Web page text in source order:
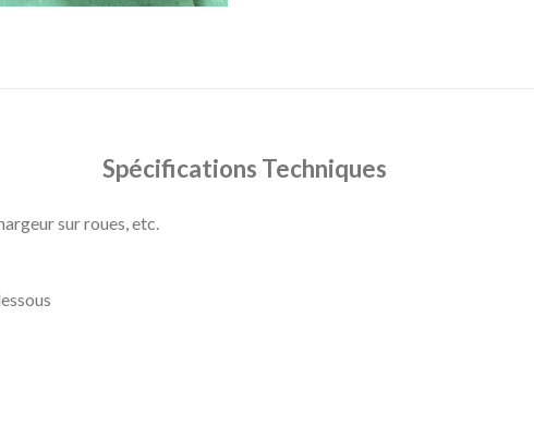
Spécifications Techniques
sur roues, etc.